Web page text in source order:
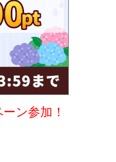
ン参加！